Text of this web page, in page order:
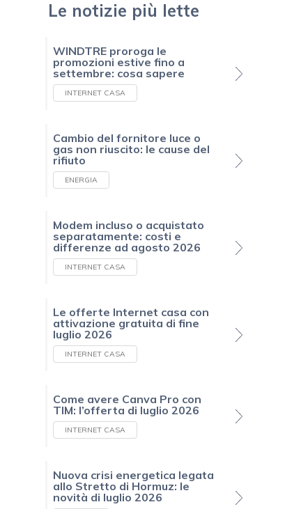
Le notizie più lette
WINDTRE proroga le
promozioni estive fino a
settembre: cosa sapere
INTERNET CASA
Cambio del fornitore luce o
gas non riuscito: le cause del
rifiuto
ENERGIA
Modem incluso o acquistato
separatamente: costi e
differenze ad agosto 2026
INTERNET CASA
Le offerte Internet casa con
attivazione gratuita di fine
luglio 2026
INTERNET CASA
Come avere Canva Pro con
TIM: l’offerta di luglio 2026
INTERNET CASA
Nuova crisi energetica legata
allo Stretto di Hormuz: le
novità di luglio 2026